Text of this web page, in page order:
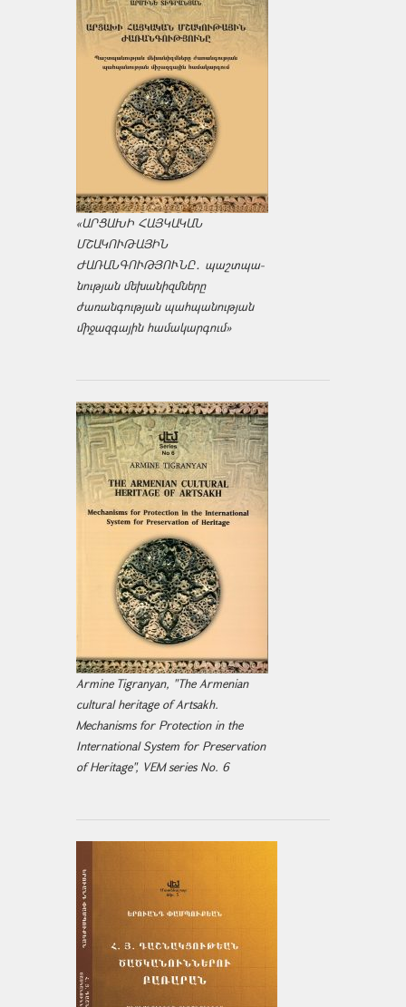
«ԱՐՑԱԽԻ ՀԱՅԿԱԿԱՆ
ՄՇԱԿՈՒԹԱՅԻՆ
ԺԱՌԱՆԳՈՒԹՅՈՒՆԸ․ պաշտպա­
նության մեխանիզմները
ժառանգության պահպանության
միջազ­գային համակարգում»
Armine Tigranyan, "The Armenian
cultural heritage of Artsakh.
Mechanisms for Protection in the
International System for Preservation
of Heritage", VEM series No. 6